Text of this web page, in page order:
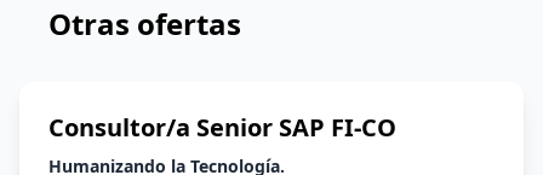
Otras ofertas
Consultor/a Senior SAP FI-CO
Humanizando la Tecnología.